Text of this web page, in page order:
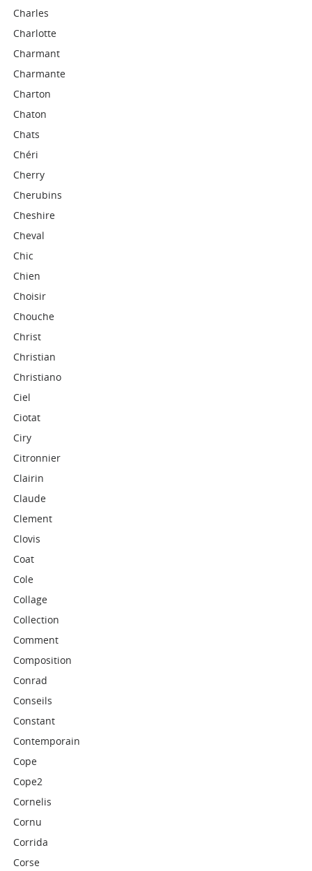
Charles
Charlotte
Charmant
Charmante
Charton
Chaton
Chats
Chéri
Cherry
Cherubins
Cheshire
Cheval
Chic
Chien
Choisir
Chouche
Christ
Christian
Christiano
Ciel
Ciotat
Ciry
Citronnier
Clairin
Claude
Clement
Clovis
Coat
Cole
Collage
Collection
Comment
Composition
Conrad
Conseils
Constant
Contemporain
Cope
Cope2
Cornelis
Cornu
Corrida
Corse